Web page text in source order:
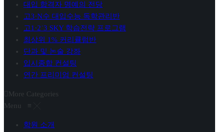
대입 합격자 명예의 전당
고3·N수 대입수능 독학관리반
고1·2˙3 SKY 학습전략 프로그램
최상위 1% 커리큘럼반
단과 및 논술 강좌
입시종합 컨설팅
연간 프리미엄 컨설팅
More Categories
Menu ≡ ╳
학원 소개